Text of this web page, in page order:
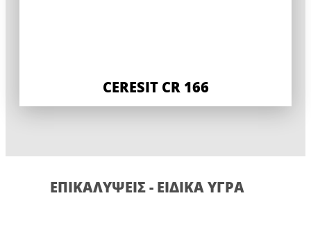
CERESIT CR 166
ΕΠΙΚΑΛΎΨΕΙΣ - ΕΙΔΙΚΆ ΥΓΡΆ